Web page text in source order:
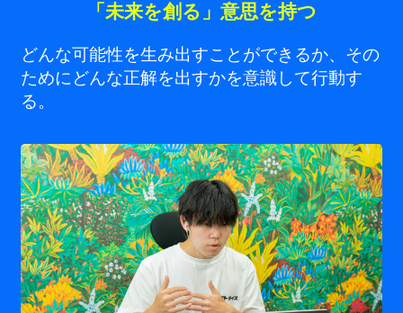
「未来を創る」意思を持つ
どんな可能性を生み出すことができるか、その
ためにどんな正解を出すかを意識して行動す
る。